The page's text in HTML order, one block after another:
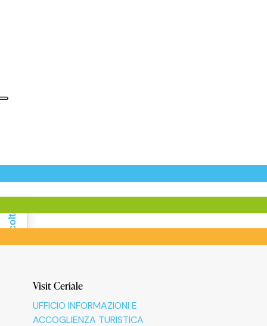
Visit Ceriale
UFFICIO INFORMAZIONI E
ACCOGLIENZA TURISTICA
Informativa sulla raccolta